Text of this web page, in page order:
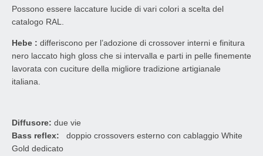
Possono essere laccature lucide di vari colori a scelta del
catalogo RAL.
Hebe : differiscono per l’adozione di crossover interni e finitura
nero laccato high gloss che si intervalla e parti in pelle finemente
lavorata con cuciture della migliore tradizione artigianale
italiana.
Diffusore: due vie
Bass reflex: doppio crossovers esterno con cablaggio White
Gold dedicato